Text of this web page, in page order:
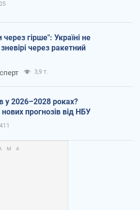
гірше": Україні не
через ракетний
3,9 т.
у 2026–2028 роках?
прогнозів від НБУ
411